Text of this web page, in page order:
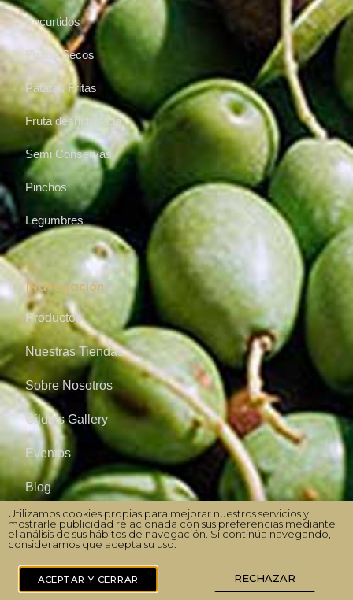
Encurtidos
Frutos Secos
Patatas Fritas
Fruta deshidratada
Semi Conservas
Pinchos
Legumbres
Navegación
Productos
Nuestras Tiendas
Sobre Nosotros
Gilda’s Gallery
Eventos
Blog
Recetas
Ofertas de trabajo
Sostenibilidad
Utilizamos cookies propias para mejorar nuestros servicios y
mostrarle publicidad relacionada con sus preferencias mediante
el análisis de sus hábitos de navegación. Si continúa navegando,
consideramos que acepta su uso.
ACEPTAR Y CERRAR RECHAZAR